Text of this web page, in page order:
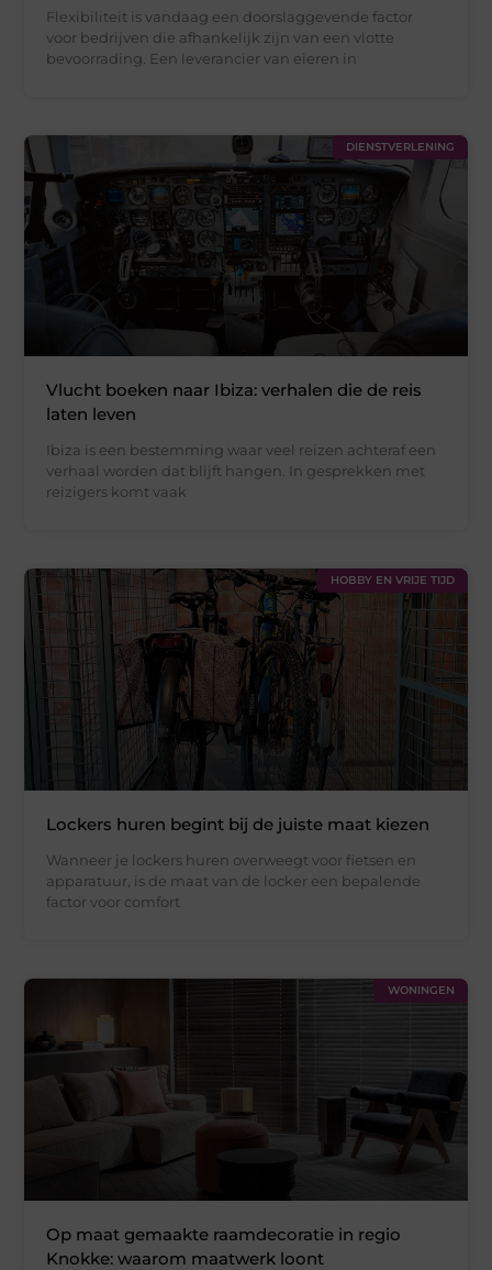
Flexibiliteit is vandaag een doorslaggevende factor
voor bedrijven die afhankelijk zijn van een vlotte
bevoorrading. Een leverancier van eieren in
DIENSTVERLENING
Vlucht boeken naar Ibiza: verhalen die de reis
laten leven
Ibiza is een bestemming waar veel reizen achteraf een
verhaal worden dat blijft hangen. In gesprekken met
reizigers komt vaak
HOBBY EN VRIJE TIJD
Lockers huren begint bij de juiste maat kiezen
Wanneer je lockers huren overweegt voor fietsen en
apparatuur, is de maat van de locker een bepalende
factor voor comfort
WONINGEN
Op maat gemaakte raamdecoratie in regio
Knokke: waarom maatwerk loont